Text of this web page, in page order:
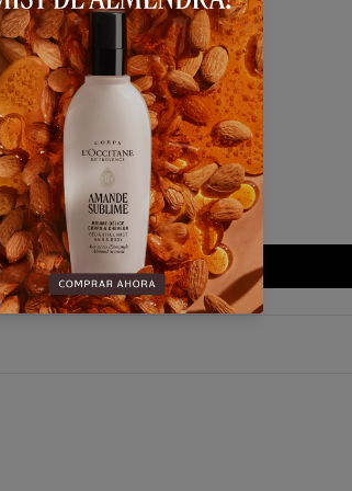
5.00 de 5
3
0
0
0
0
Escribir una reseña